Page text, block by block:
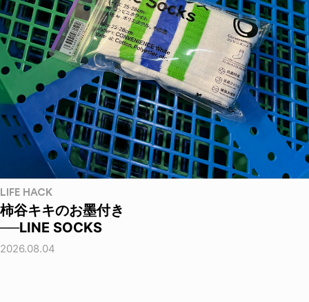
LIFE HACK
柿谷キキのお墨付き
──LINE SOCKS
2026.08.04